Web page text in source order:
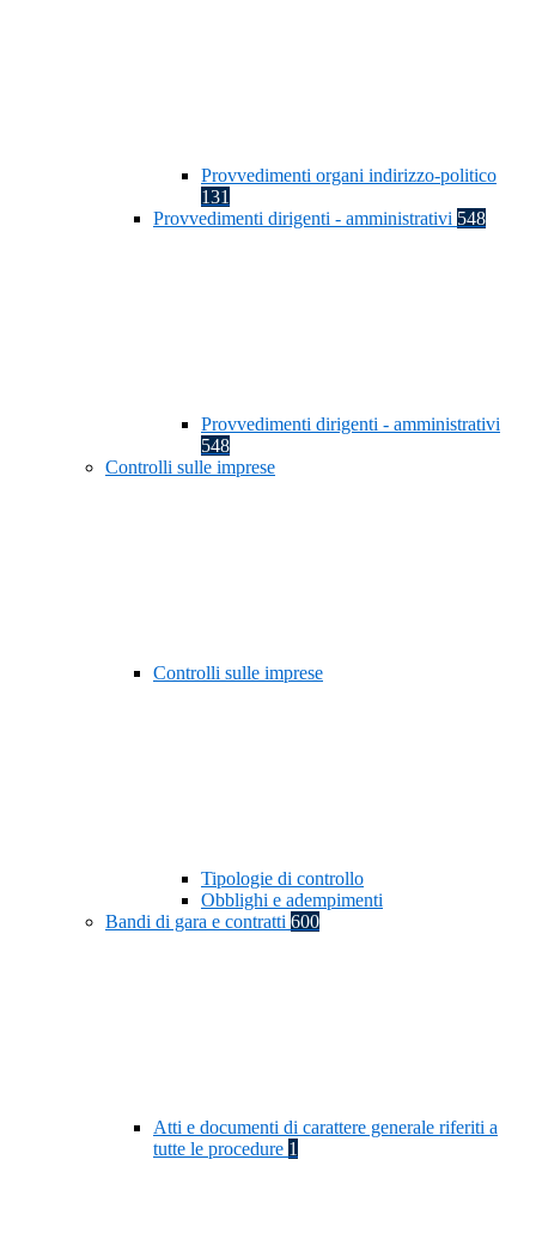
Provvedimenti organi indirizzo-politico
131
Provvedimenti dirigenti - amministrativi 548
Provvedimenti dirigenti - amministrativi
548
Controlli sulle imprese
Controlli sulle imprese
Tipologie di controllo
Obblighi e adempimenti
Bandi di gara e contratti 600
Atti e documenti di carattere generale riferiti a
tutte le procedure 1